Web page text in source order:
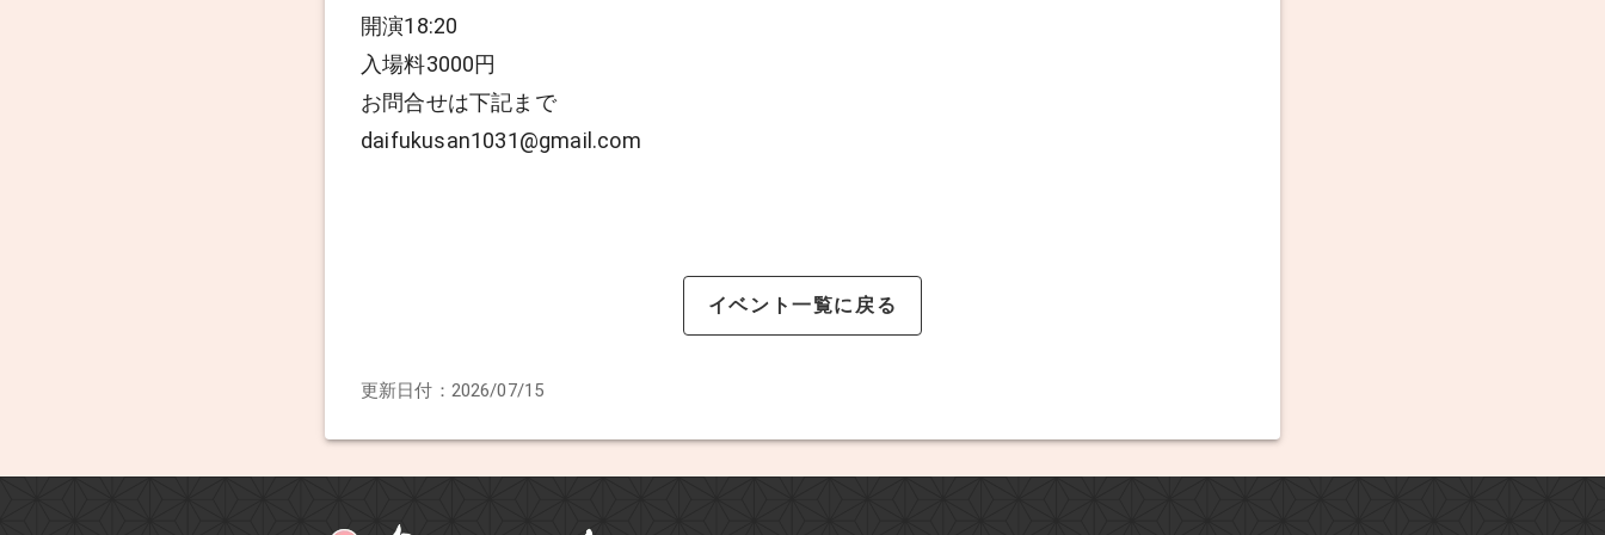
開演18:20
入場料3000円
お問合せは下記まで
daifukusan1031@gmail.com
イベント一覧に戻る
更新日付： 2026/07/15